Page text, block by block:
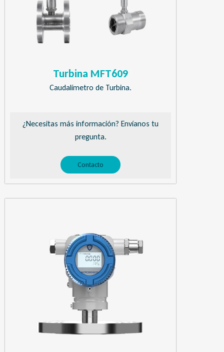
Turbina MFT609
Caudalímetro de Turbina.
¿Necesitas más información? Envíanos tu
pregunta.
Contacto